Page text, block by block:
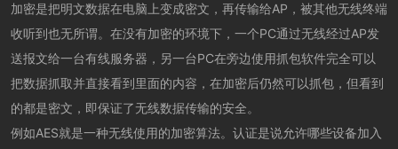
加密是把明文数据在电脑上变成密文，再传输给AP，被其他无线终端
收听到也无所谓。在没有加密的环境下，一个PC通过无线经过AP发
送报文给一台有线服务器，另一台PC在旁边使用抓包软件完全可以
把数据抓取并直接看到里面的内容，在加密后仍然可以抓包，但看到
的都是密文，即保证了无线数据传输的安全。
例如AES就是一种无线使用的加密算法。认证是说允许哪些设备加入